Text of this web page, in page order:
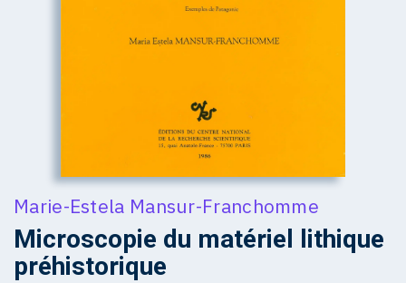
Marie-Estela Mansur-Franchomme
Microscopie du matériel lithique
préhistorique